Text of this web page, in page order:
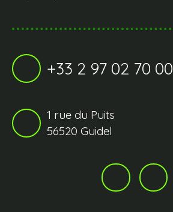
+33 2 97 02 70 00
1 rue du Puits
56520 Guidel